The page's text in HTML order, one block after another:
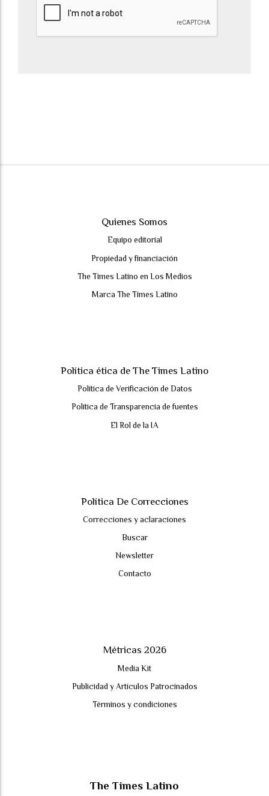
Quienes Somos
Equipo editorial
Propiedad y financiación
The Times Latino en Los Medios
Marca The Times Latino
Política ética de The Times Latino
Política de Verificación de Datos
Política de Transparencia de fuentes
El Rol de la IA
Política De Correcciones
Correcciones y aclaraciones
Buscar
Newsletter
Contacto
Métricas 2026
Media Kit
Publicidad y Artículos Patrocinados
Términos y condiciones
The Times Latino